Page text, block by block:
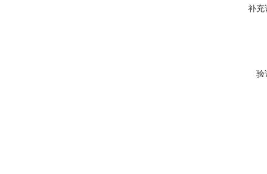
补充
验